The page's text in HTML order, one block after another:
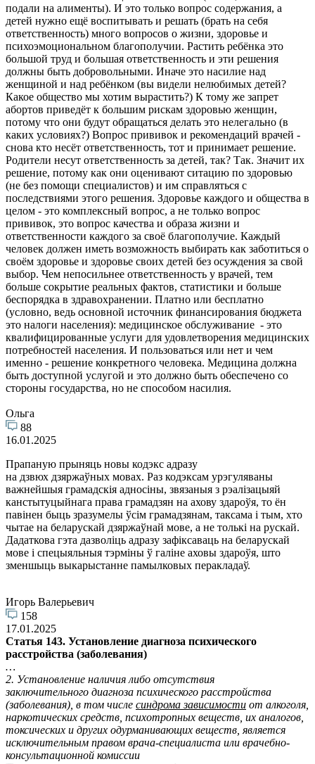
подали на алименты). И это только вопрос содержания, а
детей нужно ещё воспитывать и решать (брать на себя
ответственность) много вопросов о жизни, здоровье и
психоэмоциональном благополучии. Растить ребёнка это
большой труд и большая ответственность и эти решения
должны быть добровольными. Иначе это насилие над
женщиной и над ребёнком (вы видели нелюбимых детей?
Какое общество мы хотим вырастить?) К тому же запрет
абортов приведёт к большим рискам здоровью женщин,
потому что они будут обращаться делать это нелегально (в
каких условиях?) Вопрос прививок и рекомендаций врачей -
снова кто несёт ответственность, тот и принимает решение.
Родители несут ответственность за детей, так? Так. Значит их
решение, потому как они оценивают ситацию по здоровью
(не без помощи специалистов) и им справляться с
последствиями этого решения. Здоровье каждого и общества в
целом - это комплексный вопрос, а не только вопрос
прививок, это вопрос качества и образа жизни и
ответственности каждого за своё благополучие. Каждый
человек должен иметь возможность выбирать как заботиться о
своём здоровье и здоровье своих детей без осуждения за свой
выбор. Чем непосильнее ответственность у врачей, тем
больше сокрытие реальных фактов, статистики и больше
беспорядка в здравохранении. Платно или бесплатно
(условно, ведь основной источник финансирования бюджета
это налоги населения): медицинское обслуживание - это
квалифицированные услуги для удовлетворения медицинских
потребностей населения. И пользоваться или нет и чем
именно - решение конкретного человека. Медицина должна
быть доступной услугой и это должно быть обеспечено со
стороны государства, но не способом насилия.
Ольга
88
16.01.2025
Прапаную прыняць новы кодэкс адразу
на дзвюх дзяржаўных мовах. Раз кодэксам урэгуляваны
важнейшыя грамадскія адносіны, звязаныя з рэалізацыяй
канстытуцыйнага права грамадзян на ахову здароўя, то ён
павінен быць зразумелы ўсім грамадзянам, таксама і тым, хто
чытае на беларускай дзяржаўнай мове, а не толькі на рускай.
Дадаткова гэта дазволіць адразу зафіксаваць на беларускай
мове і спецыяльныя тэрміны ў галіне аховы здароўя, што
зменшыць выкарыстанне памылковых перакладаў.
Игорь Валерьевич
158
17.01.2025
Статья 143. Установление диагноза психического
расстройства (заболевания)
…
2. Установление наличия либо отсутствия
заключительного диагноза психического расстройства
(заболевания), в том числе синдрома зависимости от алкоголя,
наркотических средств, психотропных веществ, их аналогов,
токсических и других одурманивающих веществ, является
исключительным правом врача-специалиста или врачебно-
консультационной комиссии